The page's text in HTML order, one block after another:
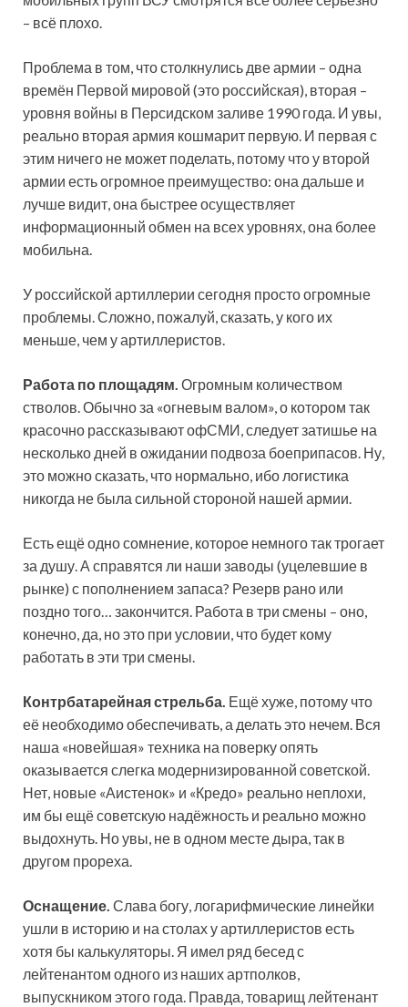
– всё плохо.
Проблема в том, что столкнулись две армии – одна
времён Первой мировой (это российская), вторая –
уровня войны в Персидском заливе 1990 года. И увы,
реально вторая армия кошмарит первую. И первая с
этим ничего не может поделать, потому что у второй
армии есть огромное преимущество: она дальше и
лучше видит, она быстрее осуществляет
информационный обмен на всех уровнях, она более
мобильна.
У российской артиллерии сегодня просто огромные
проблемы. Сложно, пожалуй, сказать, у кого их
меньше, чем у артиллеристов.
Работа по площадям. Огромным количеством
стволов. Обычно за «огневым валом», о котором так
красочно рассказывают офСМИ, следует затишье на
несколько дней в ожидании подвоза боеприпасов. Ну,
это можно сказать, что нормально, ибо логистика
никогда не была сильной стороной нашей армии.
Есть ещё одно сомнение, которое немного так трогает
за душу. А справятся ли наши заводы (уцелевшие в
рынке) с пополнением запаса? Резерв рано или
поздно того… закончится. Работа в три смены – оно,
конечно, да, но это при условии, что будет кому
работать в эти три смены.
Контрбатарейная стрельба. Ещё хуже, потому что
её необходимо обеспечивать, а делать это нечем. Вся
наша «новейшая» техника на поверку опять
оказывается слегка модернизированной советской.
Нет, новые «Аистенок» и «Кредо» реально неплохи,
им бы ещё советскую надёжность и реально можно
выдохнуть. Но увы, не в одном месте дыра, так в
другом прореха.
Оснащение. Слава богу, логарифмические линейки
ушли в историю и на столах у артиллеристов есть
хотя бы калькуляторы. Я имел ряд бесед с
лейтенантом одного из наших артполков,
выпускником этого года. Правда, товарищ лейтенант